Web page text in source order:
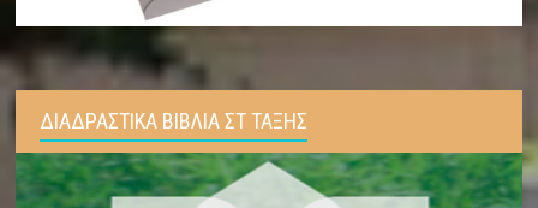
ΔΙΑΔΡΑΣΤΙΚΑ ΒΙΒΛΙΑ ΣΤ ΤΑΞΗΣ